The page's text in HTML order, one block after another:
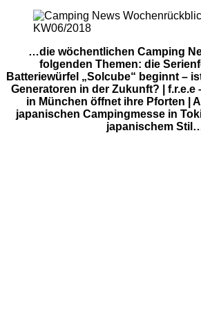
…die wöchentlichen Camping
folgenden Themen: die
Batteriewürfel „Solcube“ beginnt –
Generatoren in der Zukunft? | f.r.e.e
in München öffnet ihre Pforten |
japanischen Campingmesse in
japanischem